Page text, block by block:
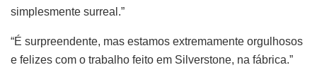
simplesmente surreal.”
“É surpreendente, mas estamos extremamente orgulhosos
e felizes com o trabalho feito em Silverstone, na fábrica.”